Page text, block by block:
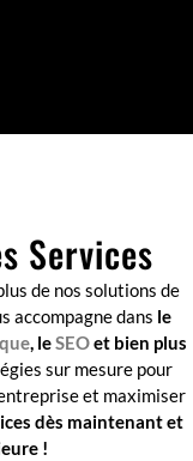
Services
de nos solutions de
accompagne dans le
, leSEOet bien plus
sur mesure pour
et maximiser
dès maintenant et
!